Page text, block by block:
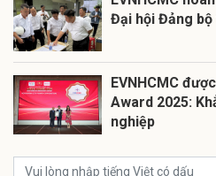
Đại hội Đảng bộ
EVNHCMC
Award 2025:
nghiệp